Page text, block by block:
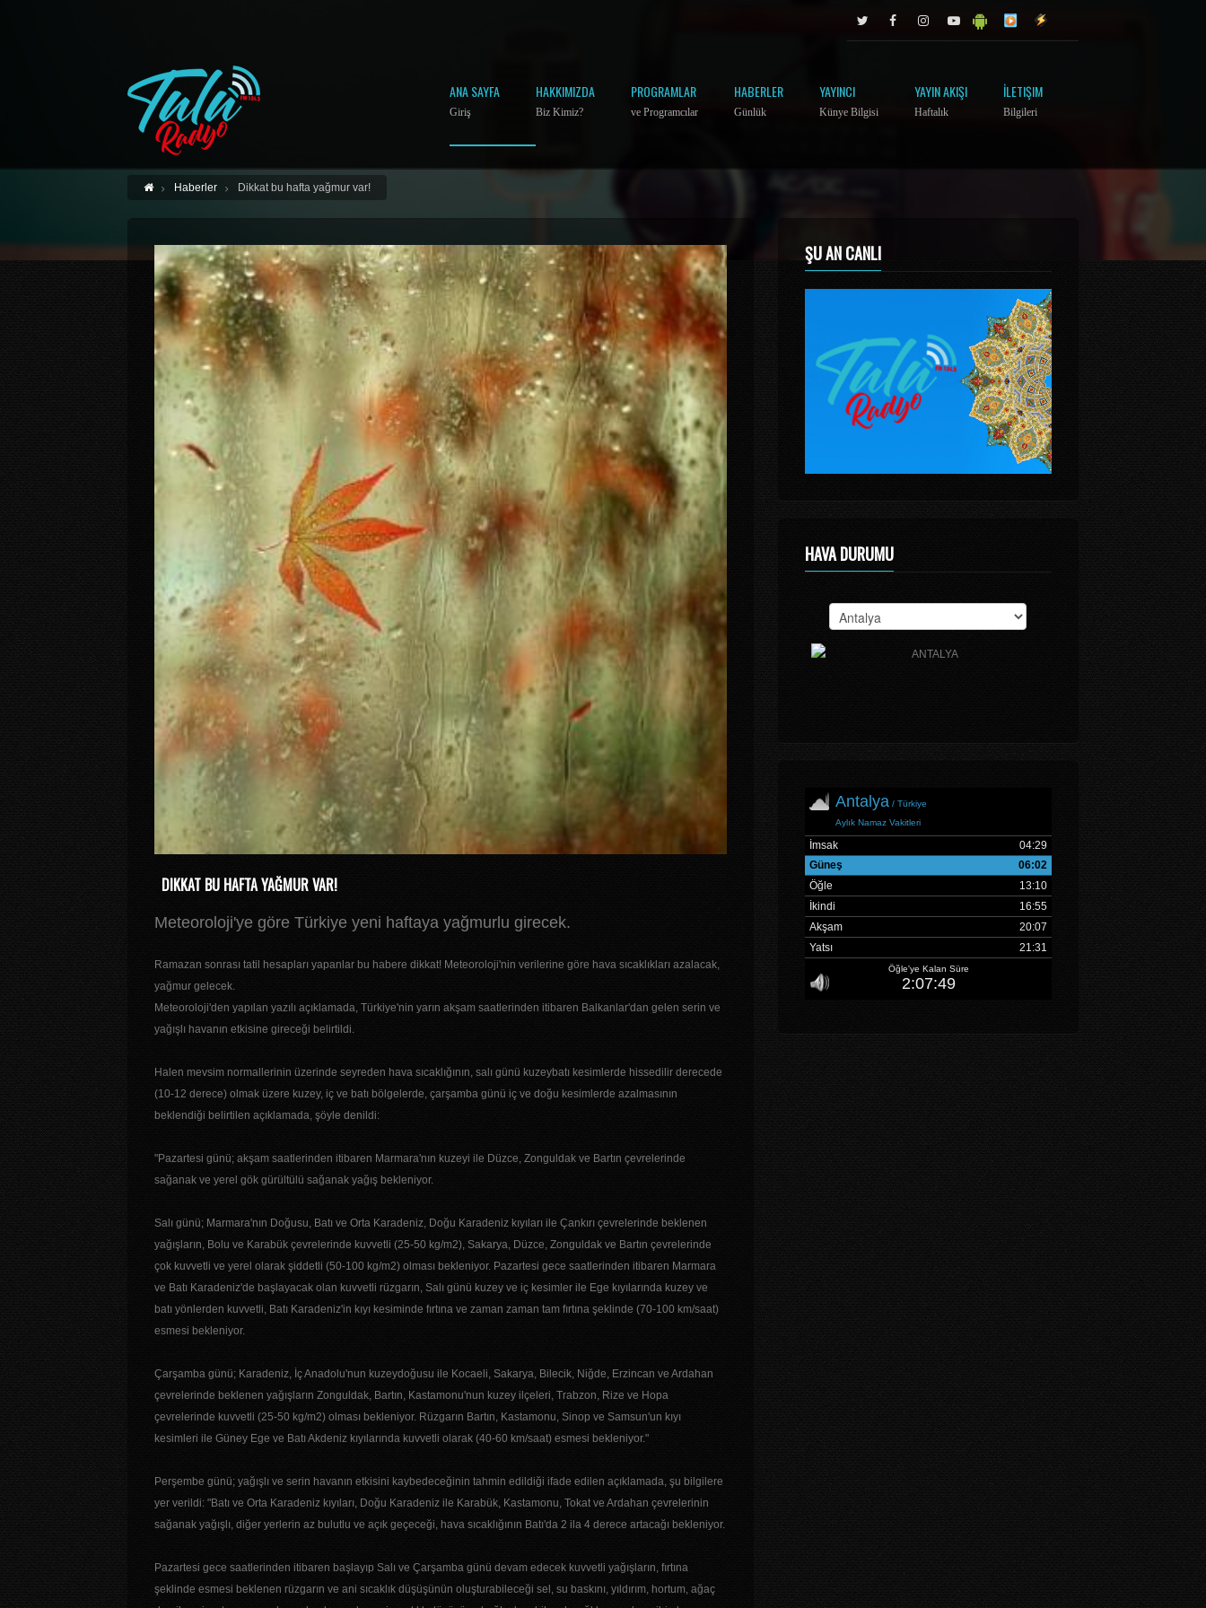
ANA SAYFA
Giriş
HAKKIMIZDA
Biz Kimiz?
PROGRAMLAR
ve Programcılar
HABERLER
Günlük
YAYINCI
Künye Bilgisi
YAYIN AKIŞI
Haftalık
İLETIŞIM
Bilgileri
Haberler Dikkat bu hafta yağmur var!
DIKKAT BU HAFTA YAĞMUR VAR!
Meteoroloji'ye göre Türkiye yeni haftaya yağmurlu girecek.
Ramazan sonrası tatil hesapları yapanlar bu habere dikkat! Meteoroloji'nin verilerine göre hava sıcaklıkları azalacak,
yağmur gelecek.
Meteoroloji'den yapılan yazılı açıklamada, Türkiye'nin yarın akşam saatlerinden itibaren Balkanlar'dan gelen serin ve
yağışlı havanın etkisine gireceği belirtildi.
Halen mevsim normallerinin üzerinde seyreden hava sıcaklığının, salı günü kuzeybatı kesimlerde hissedilir derecede
(10-12 derece) olmak üzere kuzey, iç ve batı bölgelerde, çarşamba günü iç ve doğu kesimlerde azalmasının
beklendiği belirtilen açıklamada, şöyle denildi:
"Pazartesi günü; akşam saatlerinden itibaren Marmara'nın kuzeyi ile Düzce, Zonguldak ve Bartın çevrelerinde
sağanak ve yerel gök gürültülü sağanak yağış bekleniyor.
Salı günü; Marmara'nın Doğusu, Batı ve Orta Karadeniz, Doğu Karadeniz kıyıları ile Çankırı çevrelerinde beklenen
yağışların, Bolu ve Karabük çevrelerinde kuvvetli (25-50 kg/m2), Sakarya, Düzce, Zonguldak ve Bartın çevrelerinde
çok kuvvetli ve yerel olarak şiddetli (50-100 kg/m2) olması bekleniyor. Pazartesi gece saatlerinden itibaren Marmara
ve Batı Karadeniz'de başlayacak olan kuvvetli rüzgarın, Salı günü kuzey ve iç kesimler ile Ege kıyılarında kuzey ve
batı yönlerden kuvvetli, Batı Karadeniz'in kıyı kesiminde fırtına ve zaman zaman tam fırtına şeklinde (70-100 km/saat)
esmesi bekleniyor.
Çarşamba günü; Karadeniz, İç Anadolu'nun kuzeydoğusu ile Kocaeli, Sakarya, Bilecik, Niğde, Erzincan ve Ardahan
çevrelerinde beklenen yağışların Zonguldak, Bartın, Kastamonu'nun kuzey ilçeleri, Trabzon, Rize ve Hopa
çevrelerinde kuvvetli (25-50 kg/m2) olması bekleniyor. Rüzgarın Bartın, Kastamonu, Sinop ve Samsun'un kıyı
kesimleri ile Güney Ege ve Batı Akdeniz kıyılarında kuvvetli olarak (40-60 km/saat) esmesi bekleniyor."
Perşembe günü; yağışlı ve serin havanın etkisini kaybedeceğinin tahmin edildiği ifade edilen açıklamada, şu bilgilere
yer verildi: "Batı ve Orta Karadeniz kıyıları, Doğu Karadeniz ile Karabük, Kastamonu, Tokat ve Ardahan çevrelerinin
sağanak yağışlı, diğer yerlerin az bulutlu ve açık geçeceği, hava sıcaklığının Batı'da 2 ila 4 derece artacağı bekleniyor.
Pazartesi gece saatlerinden itibaren başlayıp Salı ve Çarşamba günü devam edecek kuvvetli yağışların, fırtına
şeklinde esmesi beklenen rüzgarın ve ani sıcaklık düşüşünün oluşturabileceği sel, su baskını, yıldırım, hortum, ağaç
ŞU AN CANLI
HAVA DURUMU